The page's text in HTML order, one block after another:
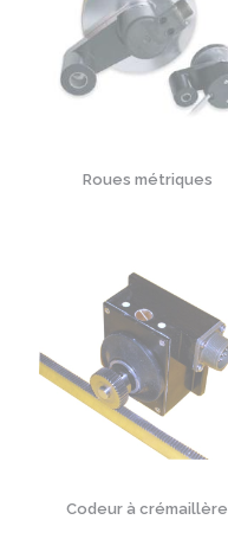
Roues métriques
Codeur à crémaillère